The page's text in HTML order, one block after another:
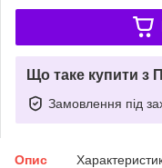
Що таке купити з
Замовлення під
Опис